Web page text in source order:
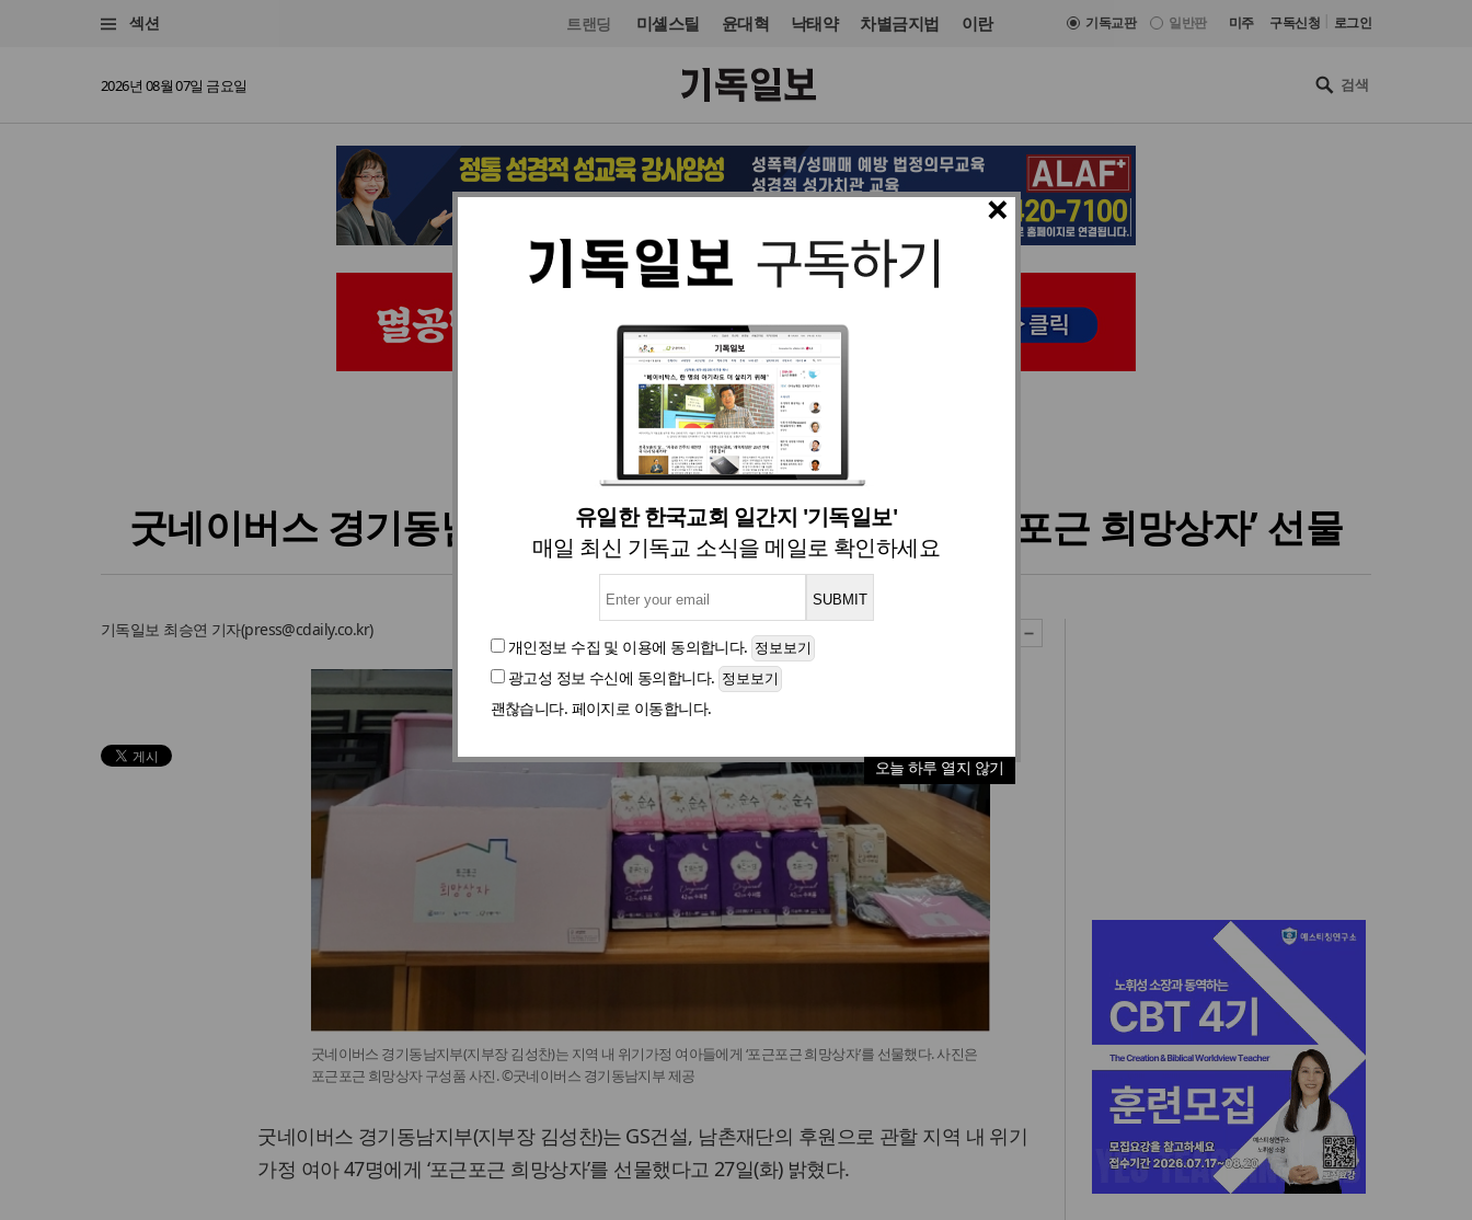
섹션 트랜딩 미셸스틸 윤대혁 낙태약 차별금지법 이란 기독교판 일반판 미주 구독신청 로그인
2026년 08월 07일 금요일
×
유일한 한국교회 일간지 '기독일보'
매일 최신 기독교 소식을 메일로 확인하세요
개인정보 수집 및 이용에 동의합니다.
광고성 정보 수신에 동의합니다.
괜찮습니다. 페이지로 이동합니다.
오늘 하루 열지 않기
교단/단체 NGO 입력 2022. 12. 28 16:07
굿네이버스 경기동남지부, 위기가정 여아들에게 ‘포근포근 희망상자’ 선물
기독일보 최승연 기자(press@cdaily.co.kr)
굿네이버스 경기동남지부(지부장 김성찬)는 지역 내 위기가정 여아들에게 ‘포근포근 희망상자’를 선물했다. 사진은
포근포근 희망상자 구성품 사진. ©굿네이버스 경기동남지부 제공
굿네이버스 경기동남지부(지부장 김성찬)는 GS건설, 남촌재단의 후원으로 관할 지역 내 위기
가정 여아 47명에게 ‘포근포근 희망상자’를 선물했다고 27일(화) 밝혔다.
한기연 “전쟁을 부르는 정책을
중단하라”
정신건강 치료 인프라 부족…